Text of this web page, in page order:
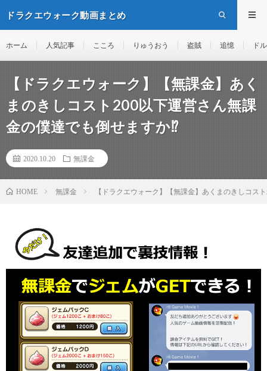
ドラクエウォーク動画まとめ
ホーム 人気記事 こころ りゅうおう 盗賊 追憶 ド
【ドラクエウォーク】【無課金】あく
まのきしコスト200以下運営さん無課
金の僕達でも倒せますか⁉️
2020.10.20 無課金
HOME 無課金 【ドラクエウォーク】【無課金】あくまのきしコス